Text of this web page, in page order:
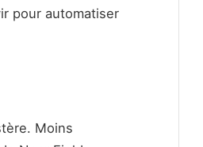
pour automatiser
Moins